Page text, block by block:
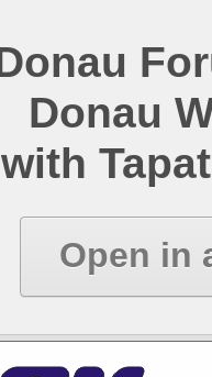
Donau
with
Open in